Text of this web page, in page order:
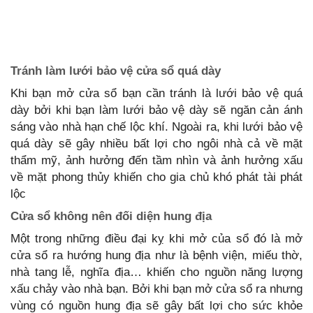
Tránh làm lưới bảo vệ cửa sổ quá dày
Khi bạn mở cửa sổ bạn cần tránh là lưới bảo vệ quá
dày bởi khi bạn làm lưới bảo vệ dày sẽ ngăn cản ánh
sáng vào nhà hạn chế lộc khí. Ngoài ra, khi lưới bảo vệ
quá dày sẽ gây nhiều bất lợi cho ngôi nhà cả về mặt
thẩm mỹ, ảnh hưởng đến tầm nhìn và ảnh hưởng xấu
về mặt phong thủy khiến cho gia chủ khó phát tài phát
lộc
Cửa sổ không nên đối diện hung địa
Một trong những điều đại kỵ khi mở của sổ đó là mở
cửa sổ ra hướng hung địa như là bệnh viện, miếu thờ,
nhà tang lễ, nghĩa địa… khiến cho nguồn năng lượng
xấu chảy vào nhà bạn. Bởi khi bạn mở cửa sổ ra nhưng
vùng có nguồn hung địa sẽ gây bất lợi cho sức khỏe